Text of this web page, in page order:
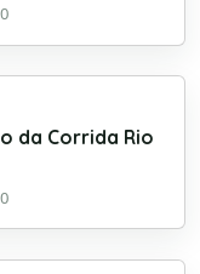
da Corrida Rio